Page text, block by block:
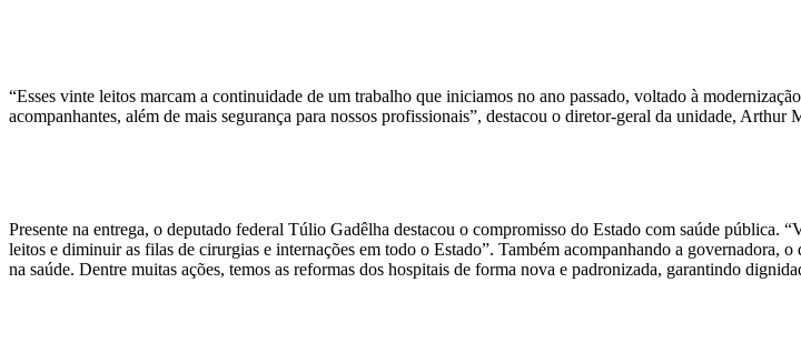
“Esses vinte leitos marcam a continuidade de um trabalho que iniciamos no ano passado, voltado à
acompanhantes, além de mais segurança para nossos profissionais”, destacou o diretor-geral da unidade, Arthur
Presente na entrega, o deputado federal Túlio Gadêlha destacou o compromisso do Estado com saúde pública.
leitos e diminuir as filas de cirurgias e internações em todo o Estado”. Também acompanhando a governadora,
na saúde. Dentre muitas ações, temos as reformas dos hospitais de forma nova e padronizada, garantindo